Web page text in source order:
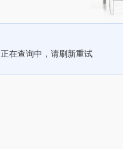
正在查询中，请刷新重试